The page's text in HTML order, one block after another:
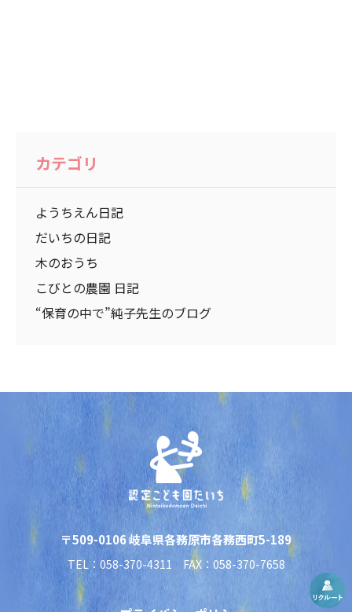
カテゴリ
ようちえん日記
だいちの日記
木のおうち
こびとの農園 日記
“保育の中で”純子先生のブログ
〒509-0106 岐阜県各務原市各務西町5-189
TEL：058-370-4311 FAX：058-370-7658